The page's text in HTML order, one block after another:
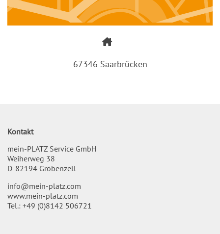
67346 Saarbrücken
Kontakt
mein-PLATZ Service GmbH
Weiherweg 38
D-82194 Gröbenzell
info@mein-platz.com
www.mein-platz.com
Tel.: +49 (0)8142 506721